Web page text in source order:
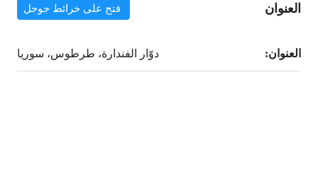
العنوان فتح على خرائط جوجل
العنوان: دوّار الفندارة، طرطوس، سوريا